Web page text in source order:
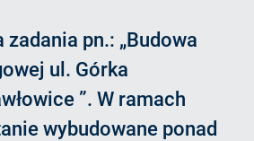
pn.: „Budowa
ul. Górka
”. W ramach
wybudowane ponad